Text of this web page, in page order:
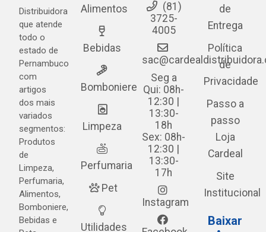
Distribuidora
que atende
todo o
estado de
Pernambuco
com
artigos
dos mais
variados
segmentos:
Produtos
de
Limpeza,
Perfumaria,
Alimentos,
Bomboniere,
Bebidas e
Alimentos
Bebidas
Bomboniere
Limpeza
Perfumaria
Pet
Utilidades
(81)
3725-
4005
Seg a
Qui: 08h-
12:30 |
13:30-
18h
Sex: 08h-
12:30 |
13:30-
17h
Instagram
de
Entrega
Política
de
Privacidade
Passo a
passo
Loja
Cardeal
Site
Institucional
Baixar